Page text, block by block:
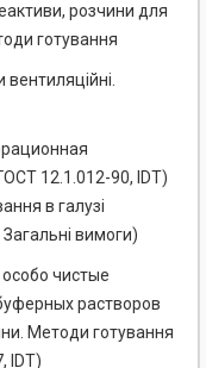
розчини для
готування
12.1.012-90, IDT)
в галузі
вимоги)
чистые
растворов
Методи готування
IDT)